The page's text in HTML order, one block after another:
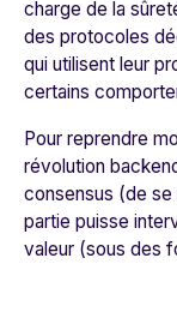
charge de la
des protocoles
qui utilisent leur
certains
Pour reprendre
révolution
consensus (de se
partie puisse
valeur (sous des